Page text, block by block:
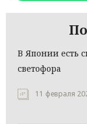
В Японии есть
светофора
11 февраля